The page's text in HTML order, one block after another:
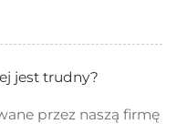
jest trudny?
przez naszą firmę